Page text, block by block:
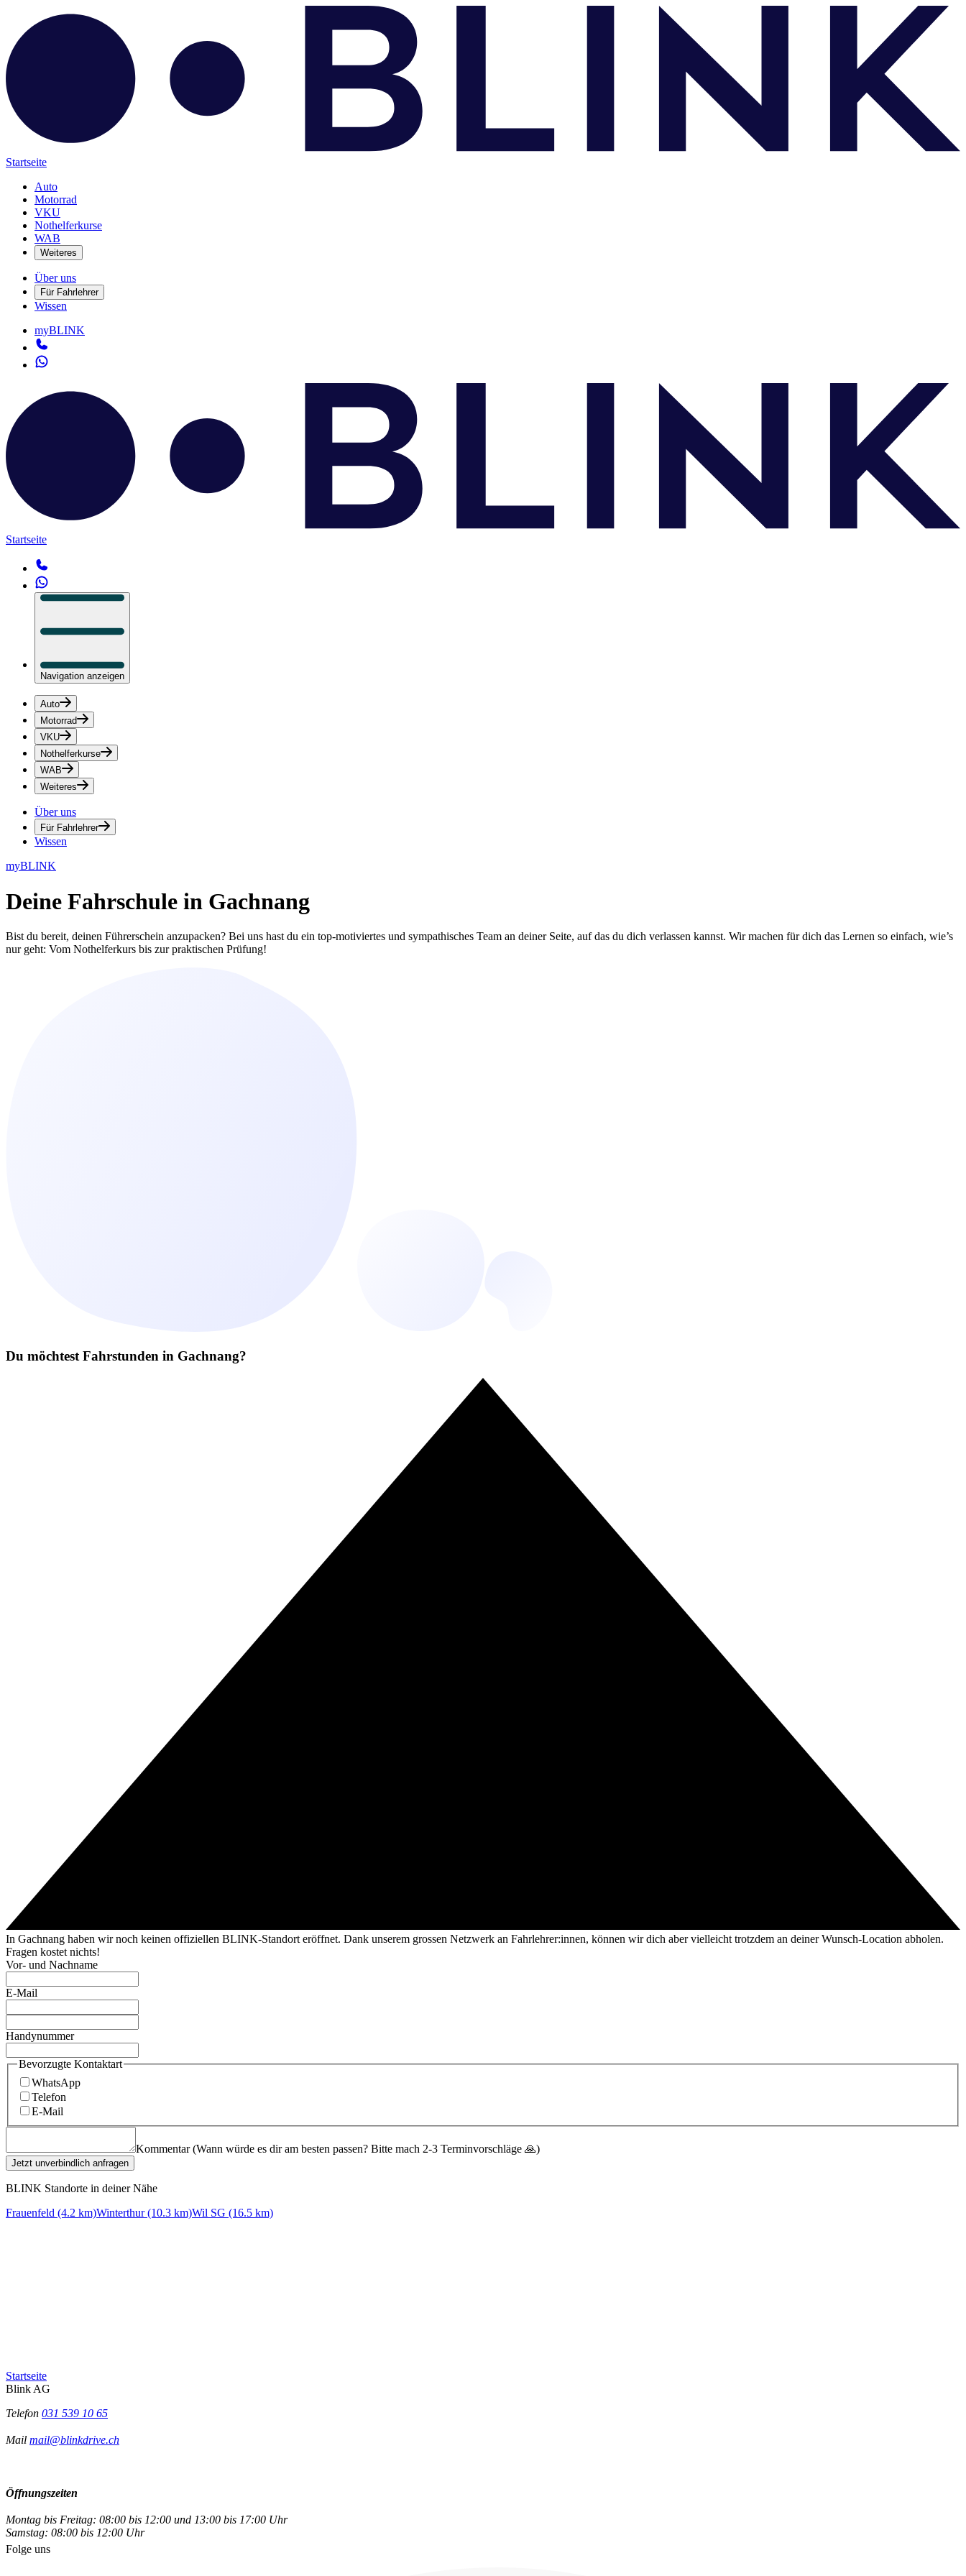
Startseite
Auto
Motorrad
VKU
Nothelferkurse
WAB
Weiteres
Über uns
Für Fahrlehrer
Wissen
myBLINK
Startseite
Navigation anzeigen
Auto
Motorrad
VKU
Nothelferkurse
WAB
Weiteres
Über uns
Für Fahrlehrer
Wissen
myBLINK
Deine Fahrschule in Gachnang
Bist du bereit, deinen Führerschein anzupacken? Bei uns hast du ein top-motiviertes und sympathisches Team an deiner Seite, auf das du dich verlassen kannst. Wir machen für dich das Lernen so einfach, wie’s
nur geht: Vom Nothelferkurs bis zur praktischen Prüfung!
Du möchtest Fahrstunden in Gachnang?
In Gachnang haben wir noch keinen offiziellen BLINK-Standort eröffnet. Dank unserem grossen Netzwerk an Fahrlehrer:innen, können wir dich aber vielleicht trotzdem an deiner Wunsch-Location abholen.
Fragen kostet nichts!
Vor- und Nachname
E-Mail
Handynummer
Bevorzugte Kontaktart
WhatsApp
Telefon
E-Mail
Kommentar (Wann würde es dir am besten passen? Bitte mach 2-3 Terminvorschläge 🙏)
Jetzt unverbindlich anfragen
BLINK Standorte in deiner Nähe
Frauenfeld (4.2 km)Winterthur (10.3 km)Wil SG (16.5 km)
Startseite
Blink AG
Telefon 031 539 10 65
Mail mail@blinkdrive.ch
Öffnungszeiten
Montag bis Freitag: 08:00 bis 12:00 und 13:00 bis 17:00 Uhr
Samstag: 08:00 bis 12:00 Uhr
Folge uns